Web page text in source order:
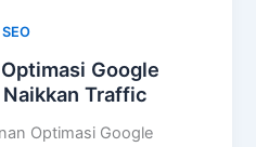
Google
Traffic
Optimasi Google